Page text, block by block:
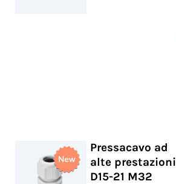
Pressacavo ad
alte prestazioni
D15-21 M32